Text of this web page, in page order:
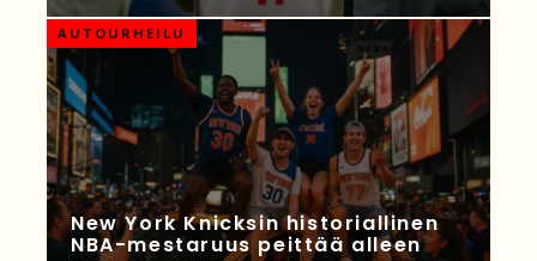
AUTOURHEILU
New York Knicksin historiallinen
NBA-mestaruus peittää alleen